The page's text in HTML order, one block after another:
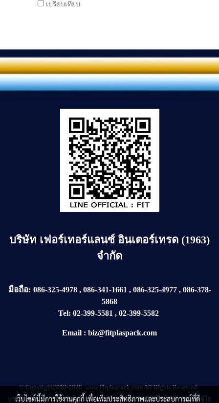
เปรียบเทียบ
บริษัท เฟอร์เทอร์แลนซ์ อินเตอร์เทรด (1963)
จำกัด
มือถือ: 086-325-4978, 086-341-1661 , 086-325-4977, 086-378-
5868
Tel: 02-399-5581 , 02-399-5582
Email : biz@fitplaspack.com
© Copyright2010-2020 www.Fitplaspack.com All Rights Reserved.
บรรดาบทความ ข้อความ ข้อเขียน รูปภาพ ขอสงวนสิทธิ์ไว้ตามกฏหมายผู้ใด
เว็บไซต์นี้มีการใช้งานคุกกี้ เพื่อเพิ่มประสิทธิภาพและประสบการณ์ที่ดี